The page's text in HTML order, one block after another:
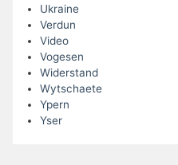
Ukraine
Verdun
Video
Vogesen
Widerstand
Wytschaete
Ypern
Yser